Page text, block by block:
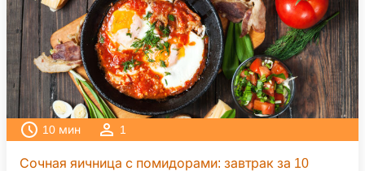
10 мин 1
Сочная яичница с помидорами: завтрак за 10